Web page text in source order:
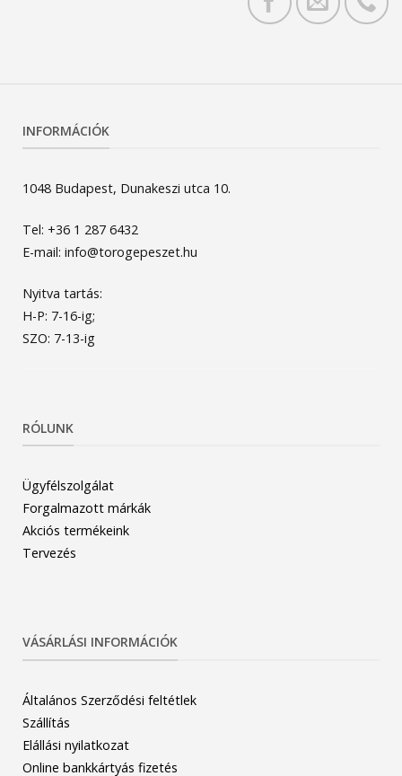
INFORMÁCIÓK
1048 Budapest, Dunakeszi utca 10.
Tel: +36 1 287 6432
E-mail: info@torogepeszet.hu
Nyitva tartás:
H-P: 7-16-ig;
SZO: 7-13-ig
RÓLUNK
Ügyfélszolgálat
Forgalmazott márkák
Akciós termékeink
Tervezés
VÁSÁRLÁSI INFORMÁCIÓK
Általános Szerződési feltétlek
Szállítás
Elállási nyilatkozat
Online bankkártyás fizetés